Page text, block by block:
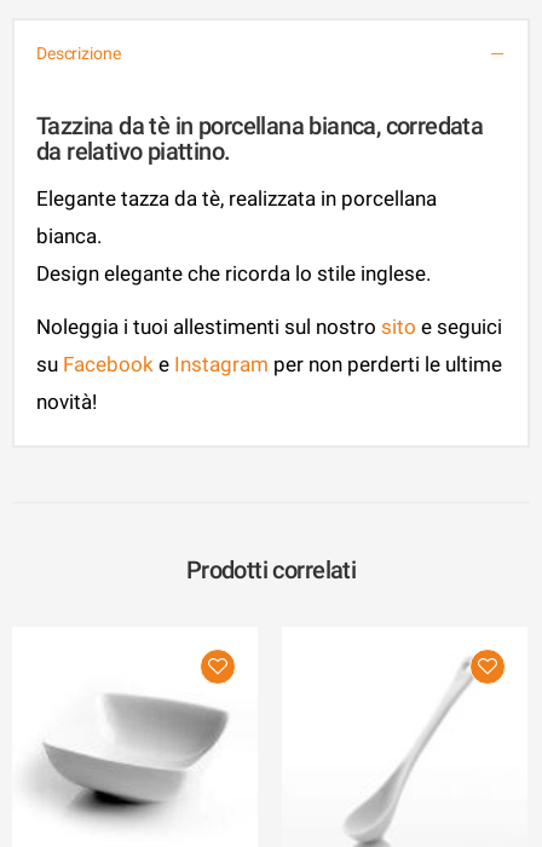
Descrizione
Tazzina da tè in porcellana bianca, corredata
da relativo piattino.
Elegante tazza da tè, realizzata in porcellana
bianca.
Design elegante che ricorda lo stile inglese.
Noleggia i tuoi allestimenti sul nostro sito e seguici
su Facebook e Instagram per non perderti le ultime
novità!
Prodotti correlati